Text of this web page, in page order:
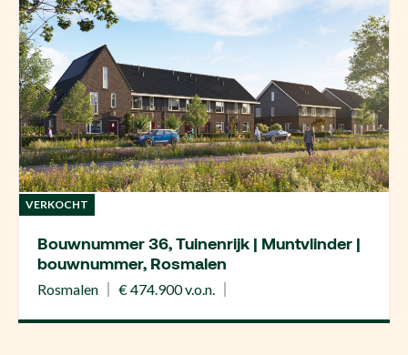
VERKOCHT
Bouwnummer 36, Tuinenrijk | Muntvlinder |
bouwnummer, Rosmalen
Rosmalen € 474.900 v.o.n.